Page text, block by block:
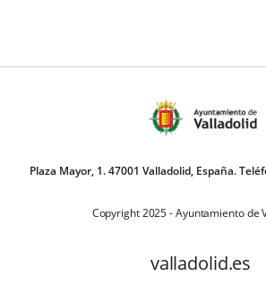
Plaza Mayor, 1. 47001 Valladolid, España.
Copyright 2025 - Ayuntamiento de
valladolid.es